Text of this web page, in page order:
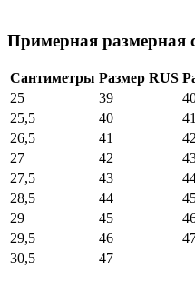
Примерная размерная
Сантиметры Размер RUS
25
39
25,5
40
41
26,5
41
42
27
42
27,5
43
28,5
44
29
45
29,5
46
30,5
47